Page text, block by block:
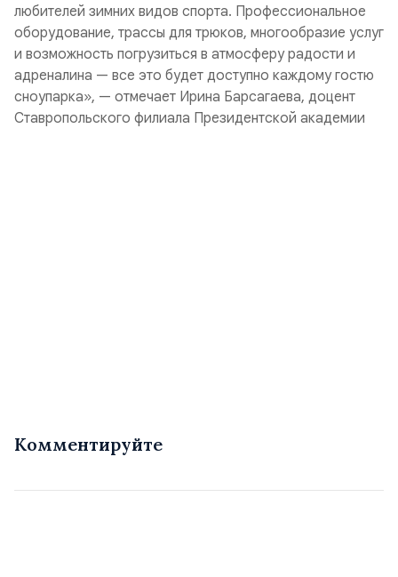
любителей зимних видов спорта. Профессиональное
оборудование, трассы для трюков, многообразие услуг
и возможность погрузиться в атмосферу радости и
адреналина — все это будет доступно каждому гостю
сноупарка», — отмечает Ирина Барсагаева, доцент
Ставропольского филиала Президентской академии
Комментируйте